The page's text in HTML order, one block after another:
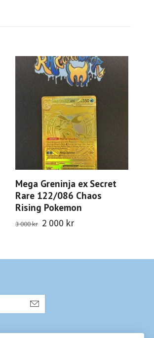
Mega Greninja ex Secret
Rare 122/086 Chaos
Rising Pokemon
3 000 kr 2 000 kr